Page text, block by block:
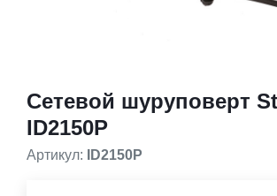
Сетевой шуруповерт
ID2150P
Артикул: ID2150P